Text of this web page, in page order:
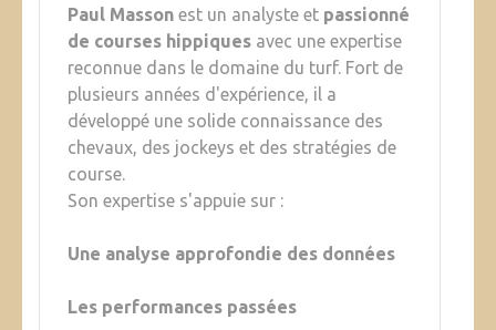
Paul Masson est un analyste et passionné
de courses hippiques avec une expertise
reconnue dans le domaine du turf. Fort de
plusieurs années d'expérience, il a
développé une solide connaissance des
chevaux, des jockeys et des stratégies de
course.
Son expertise s'appuie sur :
Une analyse approfondie des données
Les performances passées